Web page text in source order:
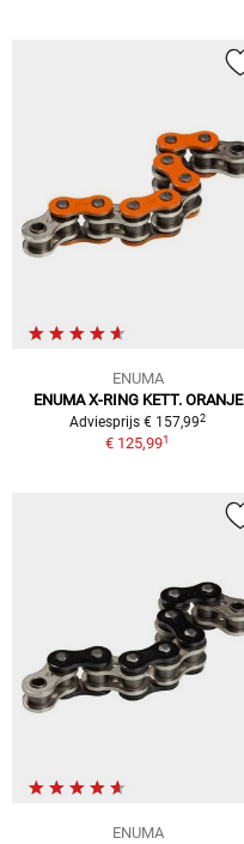
ENUMA
ENUMA X-RING KETT. ORANJE
Adviesprijs € 157,992
€ 125,991
ENUMA